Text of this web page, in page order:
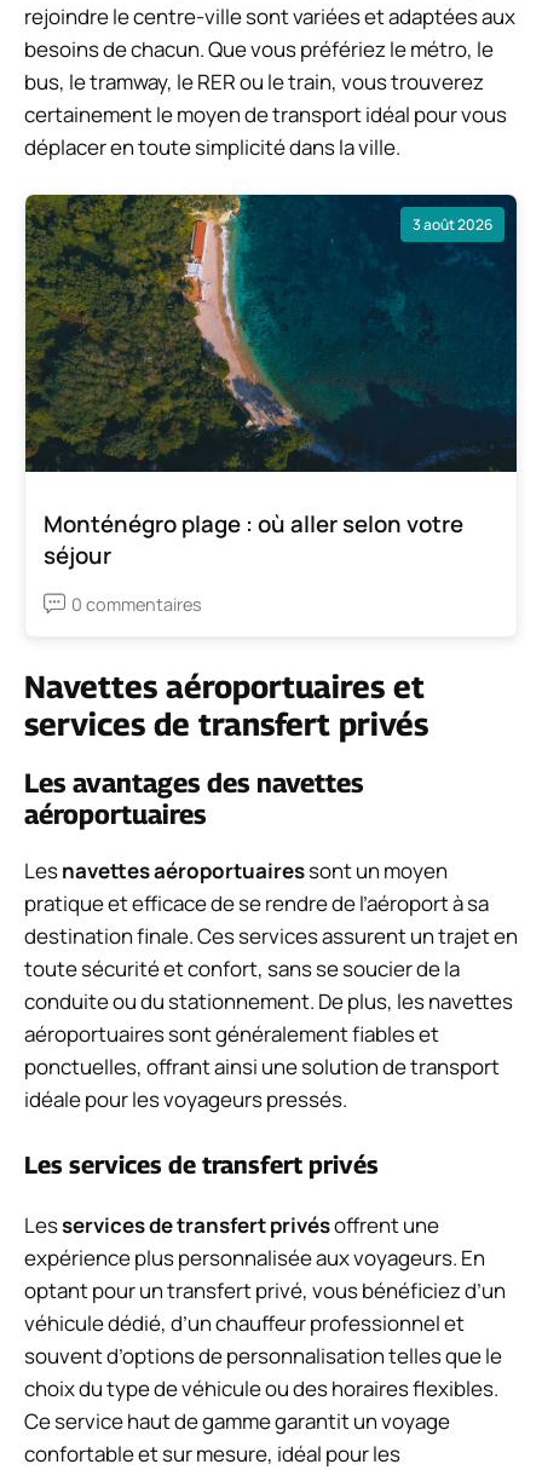
rejoindre le centre-ville sont variées et adaptées aux
besoins de chacun. Que vous préfériez le métro, le
bus, le tramway, le RER ou le train, vous trouverez
certainement le moyen de transport idéal pour vous
déplacer en toute simplicité dans la ville.
3 août 2026
Monténégro plage : où aller selon votre
séjour
0 commentaires
Navettes aéroportuaires et
services de transfert privés
Les avantages des navettes
aéroportuaires
Lesnavettes aéroportuairessont un moyen
pratique et efficace de se rendre de l’aéroport à sa
destination finale. Ces services assurent un trajet en
toute sécurité et confort, sans se soucier de la
conduite ou du stationnement. De plus, les navettes
aéroportuaires sont généralement fiables et
ponctuelles, offrant ainsi une solution de transport
idéale pour les voyageurs pressés.
Les services de transfert privés
Lesservices de transfert privésoffrent une
expérience plus personnalisée aux voyageurs. En
optant pour un transfert privé, vous bénéficiez d’un
véhicule dédié, d’un chauffeur professionnel et
souvent d’options de personnalisation telles que le
choix du type de véhicule ou des horaires flexibles.
Ce service haut de gamme garantit un voyage
confortable et sur mesure, idéal pour les